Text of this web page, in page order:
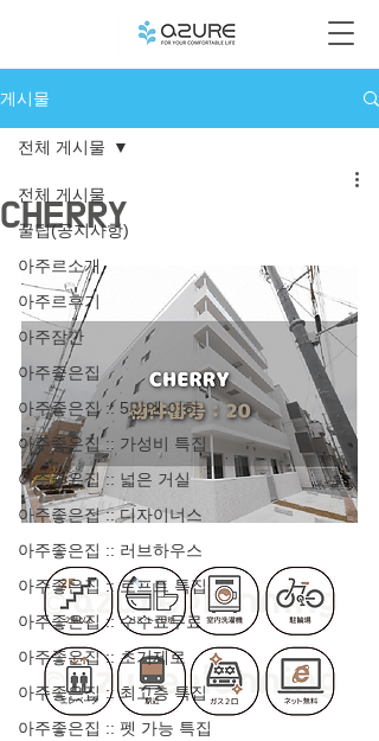
게시물
전체 게시물
꿀팁(공지사항)
아주르소개
아주르후기
아주잠깐
아주좋은집
아주좋은집 :: 5만엔 이하
아주좋은집 :: 가성비 특집
아주좋은집 :: 넓은 거실
아주좋은집 :: 디자이너스
아주좋은집 :: 러브하우스
아주좋은집 :: 로프트 특집
아주좋은집 :: 수수료무료
아주좋은집 :: 초기제로
아주좋은집 :: 최고층 특집
아주좋은집 :: 펫 가능 특집
전체 게시물
CHERRY